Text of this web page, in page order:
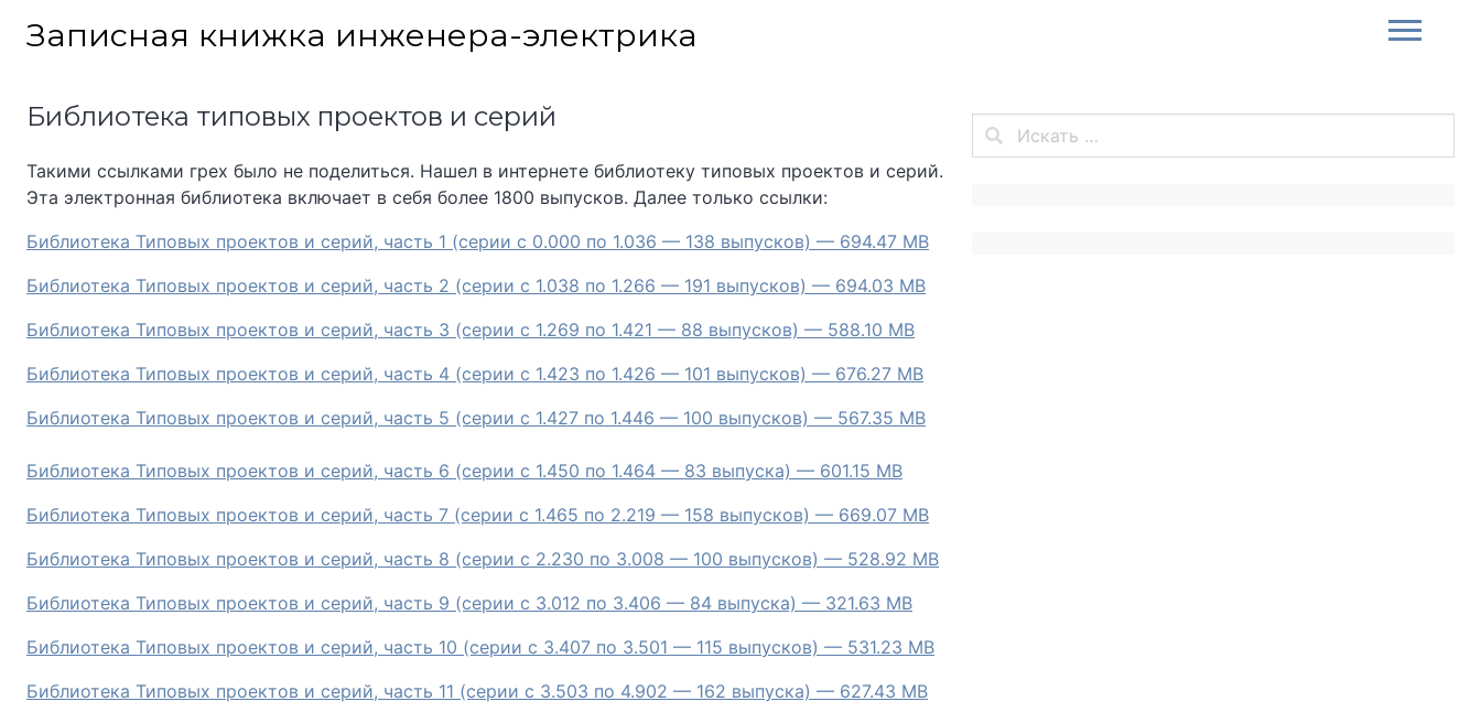
Записная книжка инженера-электрика
Библиотека типовых проектов и серий
Такими ссылками грех было не поделиться. Нашел в интернете библиотеку типовых проектов и серий.
Эта электронная библиотека включает в себя более 1800 выпусков. Далее только ссылки:
Библиотека Типовых проектов и серий, часть 1 (серии с 0.000 по 1.036 — 138 выпусков) — 694.47 MB
Библиотека Типовых проектов и серий, часть 2 (серии с 1.038 по 1.266 — 191 выпусков) — 694.03 MB
Библиотека Типовых проектов и серий, часть 3 (серии с 1.269 по 1.421 — 88 выпусков) — 588.10 MB
Библиотека Типовых проектов и серий, часть 4 (серии с 1.423 по 1.426 — 101 выпусков) — 676.27 MB
Библиотека Типовых проектов и серий, часть 5 (серии с 1.427 по 1.446 — 100 выпусков) — 567.35 MB
Библиотека Типовых проектов и серий, часть 6 (серии с 1.450 по 1.464 — 83 выпуска) — 601.15 MB
Библиотека Типовых проектов и серий, часть 7 (серии с 1.465 по 2.219 — 158 выпусков) — 669.07 MB
Библиотека Типовых проектов и серий, часть 8 (серии с 2.230 по 3.008 — 100 выпусков) — 528.92 MB
Библиотека Типовых проектов и серий, часть 9 (серии с 3.012 по 3.406 — 84 выпуска) — 321.63 MB
Библиотека Типовых проектов и серий, часть 10 (серии с 3.407 по 3.501 — 115 выпусков) — 531.23 MB
Библиотека Типовых проектов и серий, часть 11 (серии с 3.503 по 4.902 — 162 выпуска) — 627.43 MB